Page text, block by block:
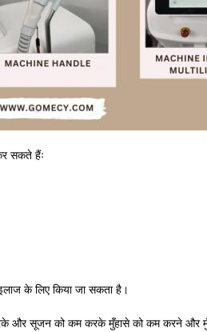
सकते हैंः
के लिए किया जा सकता है।
करके और सूजन को कम करके मुँहासे को कम करने और